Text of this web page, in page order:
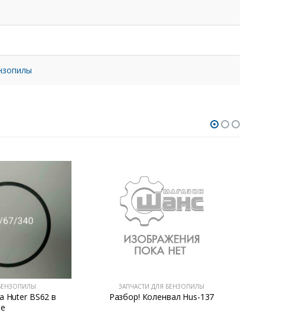
Huter BS62 в
ЗАПЧАСТИ ДЛЯ БЕНЗОПИЛЫ
Разбор! Коленвал Hus-137